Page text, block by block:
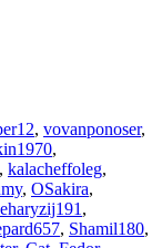
, vovanponoser,
,
, kalacheffoleg,
, OSakira,
,
, Shamil180,